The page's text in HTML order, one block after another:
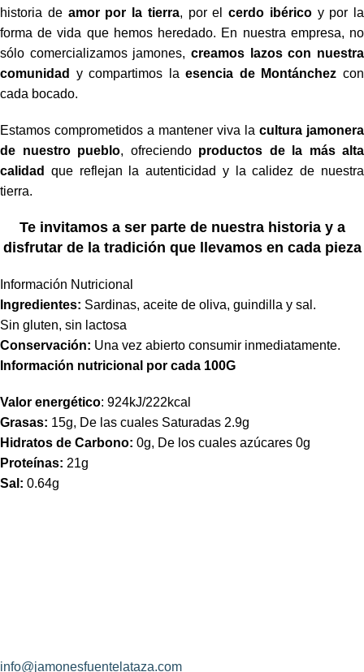
historia deamor por la tierra, por el cerdo ibéricoy por la
forma de vida que hemos heredado. En nuestra empresa, no
sólo comercializamos jamones, creamos lazos con nuestra
comunidad
y compartimos laesencia de Montánchez con
cada bocado.
Estamos comprometidos a mantener viva la cultura jamonera
de nuestro pueblo, ofreciendo productos de la más alta
calidad
que reflejan la autenticidad y la calidez de nuestra
tierra.
Te invitamos a ser parte de nuestra historia y a
disfrutar de la tradición que llevamos en cada pieza
Información Nutricional
Ingredientes: Sardinas, aceite de oliva, guindilla y sal.
Sin gluten, sin lactosa
Conservación: Una vez abierto consumir inmediatamente.
Información nutricional por cada 100G
Valor energético: 924kJ/222kcal
Grasas: 15g, De las cuales Saturadas 2.9g
Hidratos de Carbono: 0g, De los cuales azúcares 0g
Proteínas: 21g
Sal: 0.64g
info@jamonesfuentelataza.com